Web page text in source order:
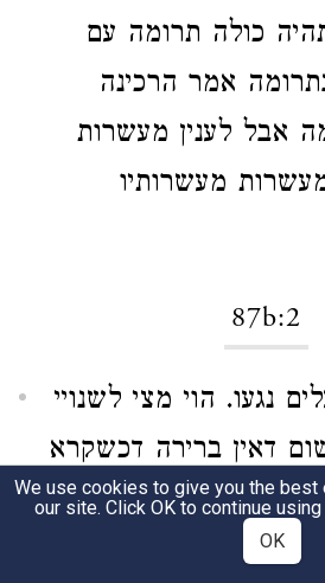
כולה תרומה עם
אמר הרכינה
אבל לענין מעשרות
מעשרותיו
87b:2
נגעו. הוי מצי לשנויי
דאין ברירה דכשקרא
יהא למטה:
We use cookies to give you the
our site. Click OK to continue using
OK